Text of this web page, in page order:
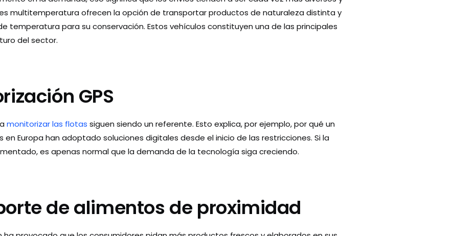
multitemperatura ofrecen la opción de transportar productos de naturaleza distinta y
temperatura para su conservación. Estos vehículos constituyen una de las principales
del sector.
GPS
monitorizar las flotas siguen siendo un referente. Esto explica, por ejemplo, por qué un
en Europa han adoptado soluciones digitales desde el inicio de las restricciones. Si la
es apenas normal que la demanda de la tecnología siga creciendo.
de alimentos de proximidad